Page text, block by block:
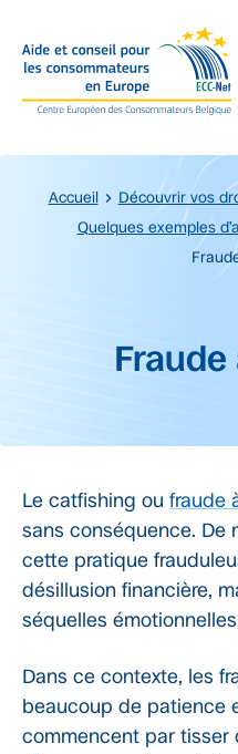
Accueil Découvrir vos
Quelques exemples
Début du contenu
Fraude
Le catfishing ou fraude
sans conséquence. De
cette pratique
désillusion financière,
séquelles
Dans ce contexte, les
beaucoup de patience
commencent par tisser